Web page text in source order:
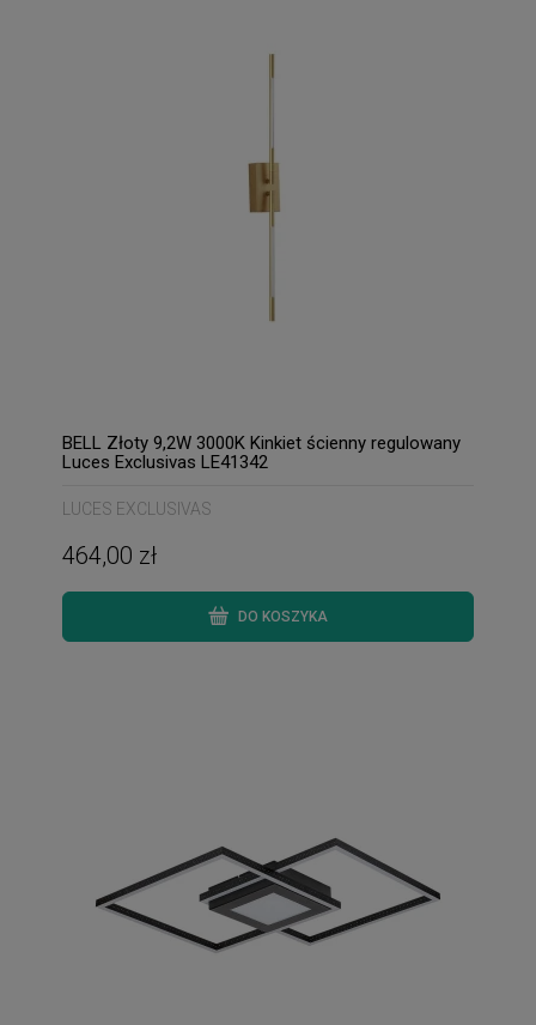
BELL Złoty 9,2W 3000K Kinkiet ścienny regulowany
Luces Exclusivas LE41342
LUCES EXCLUSIVAS
464,00 zł
DO KOSZYKA